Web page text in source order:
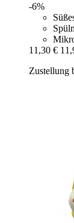
-6%
11,30 €
Zustellung